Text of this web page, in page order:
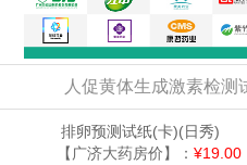
人促黄体生成激素检测
排卵预测试纸(卡)(日秀)
【广济大药房价】： ¥19.00